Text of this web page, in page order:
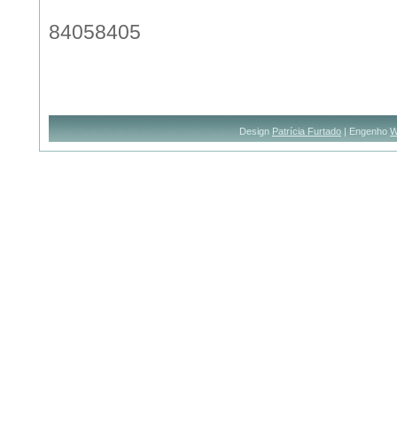
84058405
Design Patrícia Furtado | Engenho